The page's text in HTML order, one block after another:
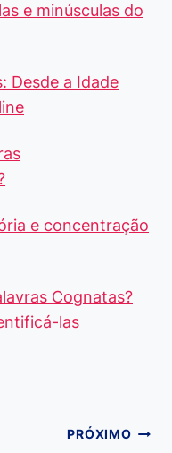
e minúsculas do
Desde a Idade
e concentração
Cognatas?
las
PRÓXIMO